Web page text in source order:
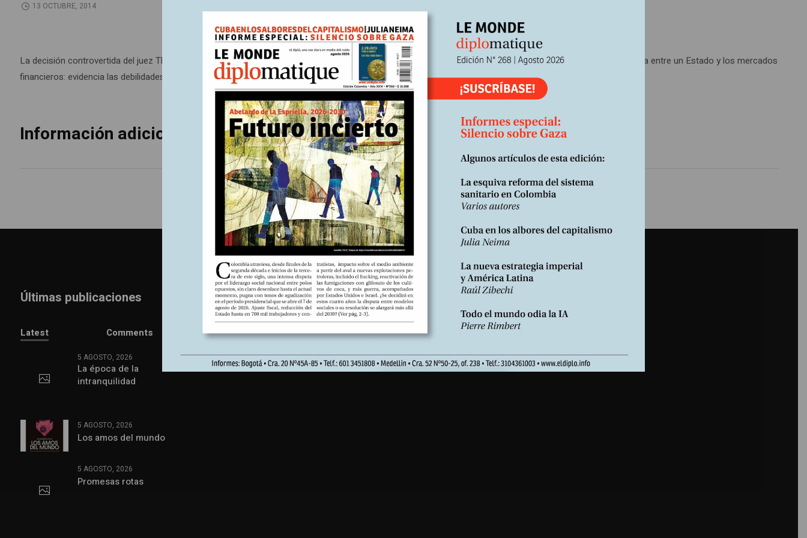
13 OCTUBRE, 2014
La decisión controvertida del juez Thomas Griesa de ordenar a Argentina el pago de 1.330 millones de dólares a los fondos especulativos trasciende la disputa entre un Estado y los mercados
financieros: evidencia las debilidades de un marco regulatorio internacional.
Información adicional
Últimas publicaciones
Latest Comments
5 AGOSTO, 2026
La época de la
intranquilidad
5 AGOSTO, 2026
Los amos del mundo
5 AGOSTO, 2026
Promesas rotas